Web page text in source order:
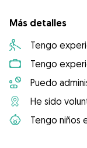
Más detalles
Tengo
Tengo
Puedo
He sido
Tengo niños